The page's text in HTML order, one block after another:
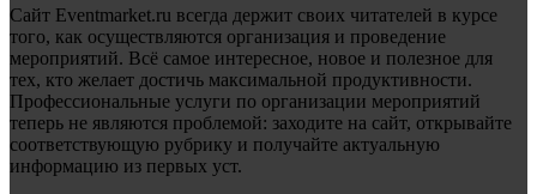
Сайт Eventmarket.ru всегда держит своих читателей в курсе
того, как осуществляются организация и проведение
мероприятий. Всё самое интересное, новое и полезное для
тех, кто желает достичь максимальной продуктивности.
Профессиональные услуги по организации мероприятий
теперь не являются проблемой: заходите на сайт, открывайте
соответствующую рубрику и получайте актуальную
информацию из первых уст.